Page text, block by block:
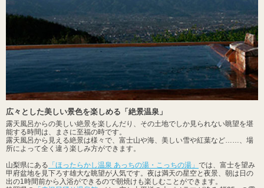
広々とした美しい景色を楽しめる「絶景温泉」
露天風呂からの美しい絶景を楽しんだり、その土地でしか見られない眺望を堪
能する時間は、まさに至福の時です。
露天風呂から見える絶景は様々で、富士山や海、美しい雪や紅葉など……、場
所によって全く違う楽しみ方ができます。
山梨県にある 「ほったらかし温泉 あっちの湯・こっちの湯」 では、富士を望み
甲府盆地を見下ろす雄大な眺望が人気です。夜は満天の星空と夜景、朝は日の
出の1時間前から入浴ができるので朝焼けも楽しむことができます。